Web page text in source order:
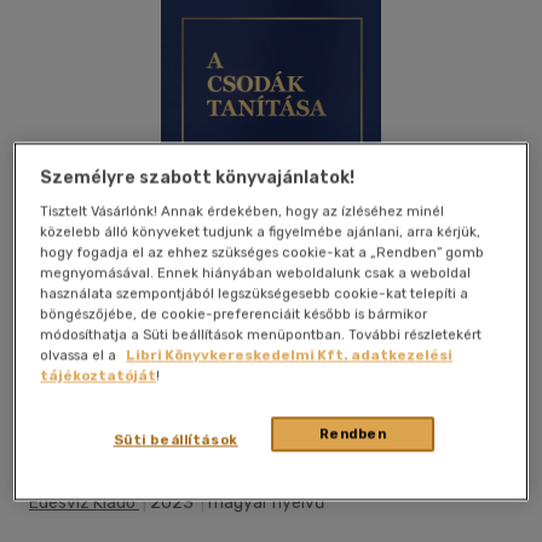
Kívánságlistához adom Megosztom
Édesvíz Kiadó|2023|magyar nyelvű
Személyre szabott könyvajánlatok!
Tisztelt Vásárlónk! Annak érdekében, hogy az ízléséhez minél
közelebb álló könyveket tudjunk a figyelmébe ajánlani, arra kérjük,
hogy fogadja el az ehhez szükséges cookie-kat a „Rendben” gomb
megnyomásával. Ennek hiányában weboldalunk csak a weboldal
használata szempontjából legszükségesebb cookie-kat telepíti a
böngészőjébe, de cookie-preferenciáit később is bármikor
módosíthatja a Süti beállítások menüpontban. További részletekért
olvassa el a
Libri Könyvkereskedelmi Kft. adatkezelési
tájékoztatóját!
Rendben
Süti beállítások